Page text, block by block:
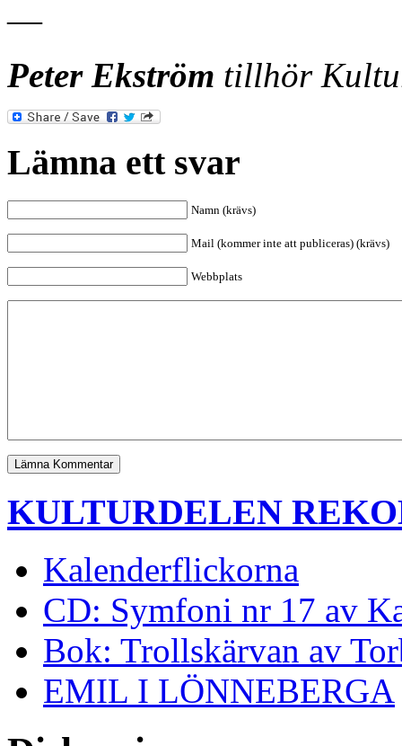
—
Peter Ekström tillhör
Lämna ett svar
Namn (krävs)
Mail (kommer inte att publiceras) (krävs)
Webbplats
KULTURDELEN
Kalenderflickorna
CD: Symfoni nr 17 av
Bok: Trollskärvan av
EMIL I LÖNNEBERGA